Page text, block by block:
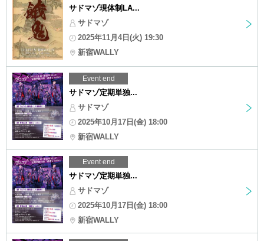
サドマゾ現体制LA...
サドマゾ
2025年11月4日(火) 19:30
新宿WALLY
Event end
サドマゾ定期単独...
サドマゾ
2025年10月17日(金) 18:00
新宿WALLY
Event end
サドマゾ定期単独...
サドマゾ
2025年10月17日(金) 18:00
新宿WALLY